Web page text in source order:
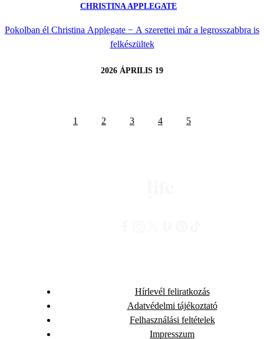
CHRISTINA APPLEGATE
Pokolban él Christina Applegate − A szerettei már a legrosszabbra is
felkészültek
2026 ÁPRILIS 19
1 2 3 4 5
Hírlevél feliratkozás
Adatvédelmi tájékoztató
Felhasználási feltételek
Impresszum